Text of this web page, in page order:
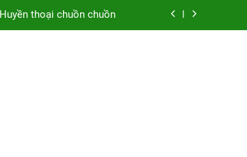
Huyền thoại chuồn chuồn